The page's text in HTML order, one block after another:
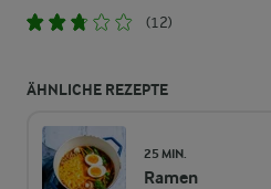
(12)
ÄHNLICHE REZEPTE
25 MIN.
Ramen